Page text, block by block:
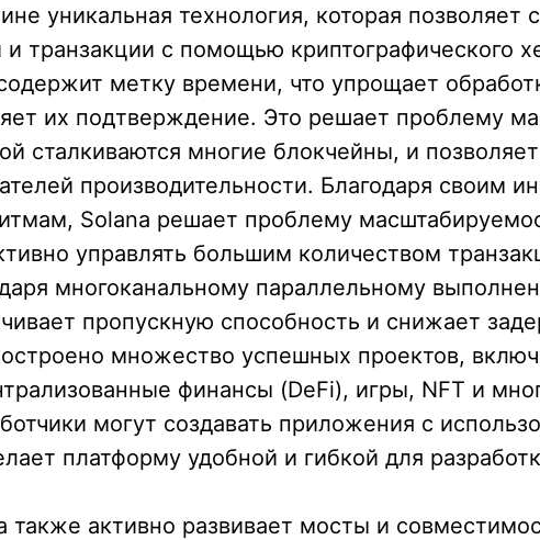
уникальная технология, которая позволяет
и транзакции с помощью криптографического
метку времени, что упрощает
их подтверждение. Это решает проблему
сталкиваются многие блокчейны, и
производительности. Благодаря своим
Solana решает проблему
управлять большим количеством
многоканальному параллельному
пропускную способность и снижает
множество успешных проектов,
финансы (DeFi), игры, NFT и
могут создавать приложения с
платформу удобной и гибкой для
также активно развивает мосты и